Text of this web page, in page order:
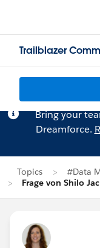
Trailblazer
Bring your
Dreamforce.
Topics
#Data
Frage von Shilo